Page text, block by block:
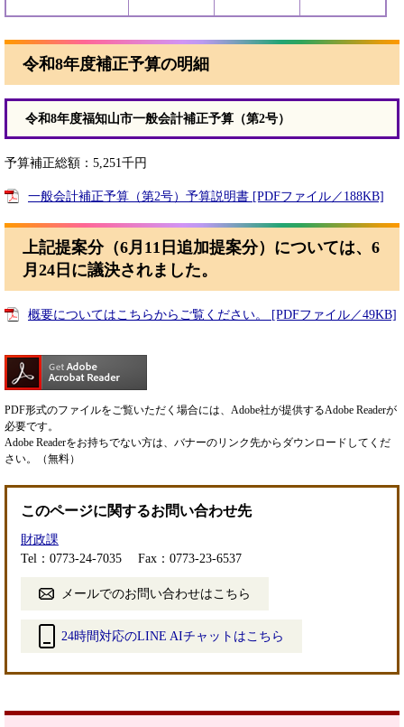
令和8年度補正予算の明細
令和8年度福知山市一般会計補正予算（第2号）
予算補正総額：5,251千円
一般会計補正予算（第2号）予算説明書 [PDFファイル／188KB]
上記提案分（6月11日追加提案分）については、6
月24日に議決されました。
概要についてはこちらからご覧ください。 [PDFファイル／49KB]
PDF形式のファイルをご覧いただく場合には、Adobe社が提供するAdobe Readerが
必要です。
Adobe Readerをお持ちでない方は、バナーのリンク先からダウンロードしてくだ
さい。（無料）
このページに関するお問い合わせ先
財政課
Tel：0773-24-7035
Fax：0773-23-6537
メールでのお問い合わせはこちら
24時間対応のLINE AIチャットはこちら
リ